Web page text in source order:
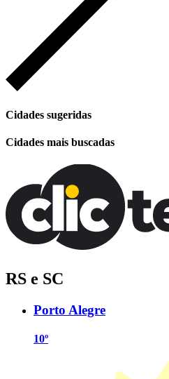
Cidades sugeridas
Cidades mais buscadas
RS e SC
Porto Alegre
10º